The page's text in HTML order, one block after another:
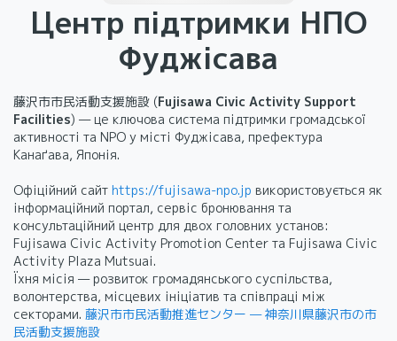
Центр підтримки НПО
Фуджісава
藤沢市市民活動支援施設 (Fujisawa Civic Activity Support
Facilities) — це ключова система підтримки громадської
активності та NPO у місті Фуджісава, префектура
Канаґава, Японія.
Офіційний сайт https://fujisawa-npo.jp використовується як
інформаційний портал, сервіс бронювання та
консультаційний центр для двох головних установ:
Fujisawa Civic Activity Promotion Center та Fujisawa Civic
Activity Plaza Mutsuai.
Їхня місія — розвиток громадянського суспільства,
волонтерства, місцевих ініціатив та співпраці між
секторами. 藤沢市市民活動推進センター — 神奈川県藤沢市の市
民活動支援施設